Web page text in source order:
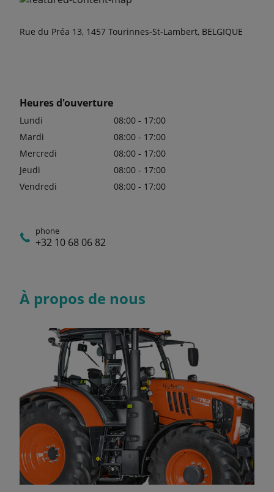
Rue du Préa 13, 1457 Tourinnes-St-Lambert, BELGIQUE
Heures d'ouverture
Lundi
08:00 - 17:00
Mardi
08:00 - 17:00
Mercredi
08:00 - 17:00
Jeudi
08:00 - 17:00
Vendredi
08:00 - 17:00
phone
+32 10 68 06 82
À propos de nous